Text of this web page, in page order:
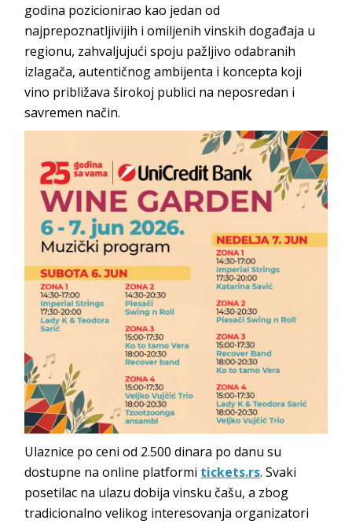
godina pozicionirao kao jedan od
najprepoznatljivijih i omiljenih vinskih događaja u
regionu, zahvaljujući spoju pažljivo odabranih
izlagača, autentičnog ambijenta i koncepta koji
vino približava širokoj publici na neposredan i
savremen način.
Ulaznice po ceni od 2.500 dinara po danu su
dostupne na online platformi tickets.rs. Svaki
posetilac na ulazu dobija vinsku čašu, a zbog
tradicionalno velikog interesovanja organizatori